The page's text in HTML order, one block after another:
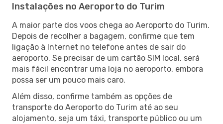
Instalações no Aeroporto do Turim
A maior parte dos voos chega ao Aeroporto do Turim.
Depois de recolher a bagagem, confirme que tem
ligação à Internet no telefone antes de sair do
aeroporto. Se precisar de um cartão SIM local, será
mais fácil encontrar uma loja no aeroporto, embora
possa ser um pouco mais caro.
Além disso, confirme também as opções de
transporte do Aeroporto do Turim até ao seu
alojamento, seja um táxi, transporte público ou um